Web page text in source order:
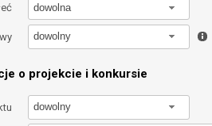
dowolna
dowolny
o projekcie i konkursie
dowolny